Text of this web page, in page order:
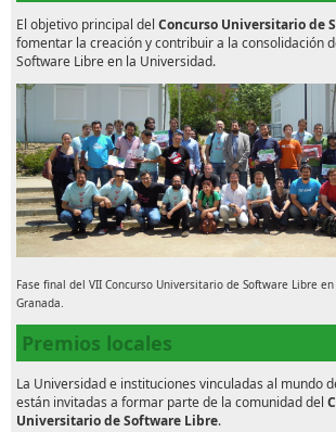
El objetivo principal del Concurso Universitario de
fomentar la creación y contribuir a la consolidación
Software Libre en la Universidad.
Fase final del VII Concurso Universitario de Software Libre
Granada.
Premios locales
La Universidad e instituciones vinculadas al mundo
están invitadas a formar parte de la comunidad del
Universitario de Software Libre.